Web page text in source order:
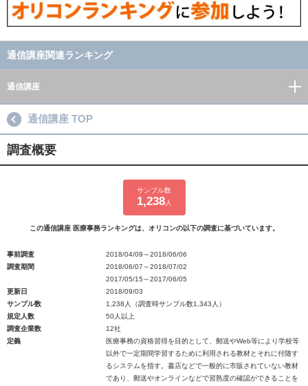
通信講座関連ランキング
通信講座
通信講座 TOP
調査概要
サンプル数
1,238人
この通信講座 医療事務ランキングは、オリコンの以下の調査に基づいています。
事前調査
2018/04/09～2018/06/06
調査期間
2018/06/07～2018/07/02
2017/05/15～2017/06/05
更新日
2018/09/03
サンプル数
1,238人（調査時サンプル数1,343人）
規定人数
50人以上
調査企業数
12社
定義
医療事務の資格習得を目的として、郵送やWeb等により学校等
以外で一定期間学習するために利用される教材とそれに付随す
るシステムを指す。書店などで一般的に市販されていない教材
であり、郵送やオンラインなどで習熟度の確認ができることを